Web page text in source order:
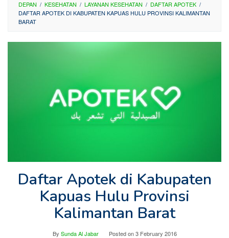
DEPAN / KESEHATAN / LAYANAN KESEHATAN / DAFTAR APOTEK /
DAFTAR APOTEK DI KABUPATEN KAPUAS HULU PROVINSI KALIMANTAN
BARAT
Daftar Apotek di Kabupaten
Kapuas Hulu Provinsi
Kalimantan Barat
By Sunda Al Jabar Posted on3 February 2016